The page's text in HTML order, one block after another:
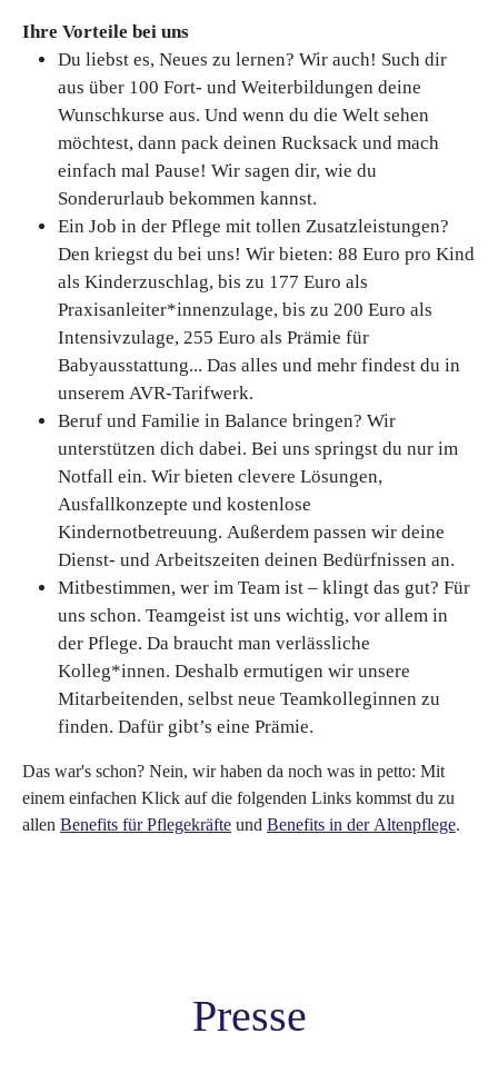
Ihre Vorteile bei uns
Du liebst es, Neues zu lernen? Wir auch! Such dir
aus über 100 Fort- und Weiterbildungen deine
Wunschkurse aus. Und wenn du die Welt sehen
möchtest, dann pack deinen Rucksack und mach
einfach mal Pause! Wir sagen dir, wie du
Sonderurlaub bekommen kannst.
Ein Job in der Pflege mit tollen Zusatzleistungen?
Den kriegst du bei uns! Wir bieten: 88 Euro pro Kind
als Kinderzuschlag, bis zu 177 Euro als
Praxisanleiter*innenzulage, bis zu 200 Euro als
Intensivzulage, 255 Euro als Prämie für
Babyausstattung... Das alles und mehr findest du in
unserem AVR-Tarifwerk.
Beruf und Familie in Balance bringen? Wir
unterstützen dich dabei. Bei uns springst du nur im
Notfall ein. Wir bieten clevere Lösungen,
Ausfallkonzepte und kostenlose
Kindernotbetreuung. Außerdem passen wir deine
Dienst- und Arbeitszeiten deinen Bedürfnissen an.
Mitbestimmen, wer im Team ist – klingt das gut? Für
uns schon. Teamgeist ist uns wichtig, vor allem in
der Pflege. Da braucht man verlässliche
Kolleg*innen. Deshalb ermutigen wir unsere
Mitarbeitenden, selbst neue Teamkolleginnen zu
finden. Dafür gibt’s eine Prämie.
Das war's schon? Nein, wir haben da noch was in petto: Mit
einem einfachen Klick auf die folgenden Links kommst du zu
allen Benefits für Pflegekräfte und Benefits in der Altenpflege.
Presse